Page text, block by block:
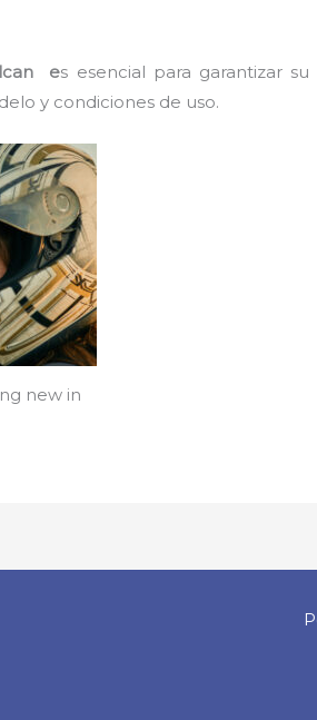
es esencial para garantizar
y condiciones de uso.
new in